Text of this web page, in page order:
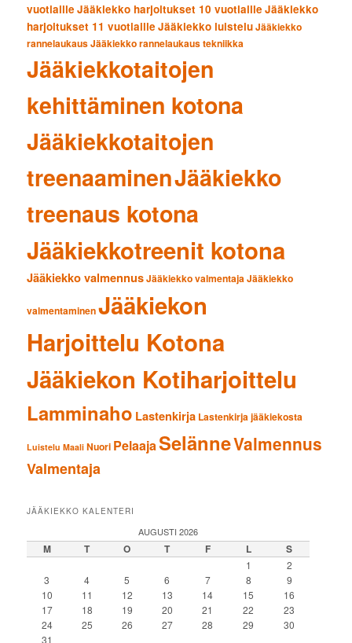
vuotiaille Jääkiekko harjoitukset 10 vuotiaille Jääkiekko
harjoitukset 11 vuotiaille Jääkiekko luisteluJääkiekko
rannelaukausJääkiekko rannelaukaus tekniikka
Jääkiekkotaitojen
kehittäminen kotona
Jääkiekkotaitojen
treenaaminenJääkiekko
treenaus kotona
Jääkiekkotreenit kotona
Jääkiekko valmennusJääkiekko valmentajaJääkiekko
valmentaminenJääkiekon
Harjoittelu Kotona
Jääkiekon Kotiharjoittelu
Lamminaho Lastenkirja Lastenkirja jääkiekosta
Luistelu Maali Nuori PelaajaSelänneValmennus
Valmentaja
JÄÄKIEKKO KALENTERI
AUGUSTI 2026
M T O T F L S
1
2
3
4 5 6 7 8
9
10
11 12 13 14 15
16
17
18 19 20 21 22
23
24
25 26 27 28 29
30
31